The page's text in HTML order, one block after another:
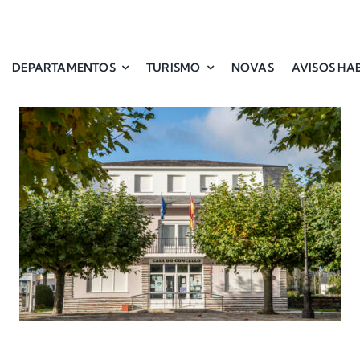
DEPARTAMENTOS TURISMO NOVAS AVISOS